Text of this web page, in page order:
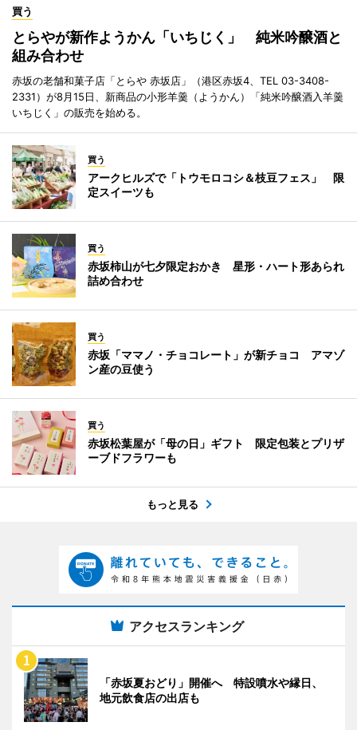
買う
とらやが新作ようかん「いちじく」 純米吟醸酒と
組み合わせ
赤坂の老舗和菓子店「とらや 赤坂店」（港区赤坂4、TEL 03-3408-
2331）が8月15日、新商品の小形羊羹（ようかん）「純米吟醸酒入羊羹
いちじく」の販売を始める。
買う
アークヒルズで「トウモロコシ＆枝豆フェス」 限
定スイーツも
買う
赤坂柿山が七夕限定おかき 星形・ハート形あられ
詰め合わせ
買う
赤坂「ママノ・チョコレート」が新チョコ アマゾ
ン産の豆使う
買う
赤坂松葉屋が「母の日」ギフト 限定包装とプリザ
ーブドフラワーも
もっと見る
アクセスランキング
「赤坂夏おどり」開催へ 特設噴水や縁日、
地元飲食店の出店も